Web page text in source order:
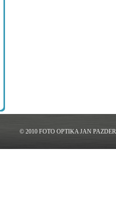
© 2010 FOTO OPTIKA JAN